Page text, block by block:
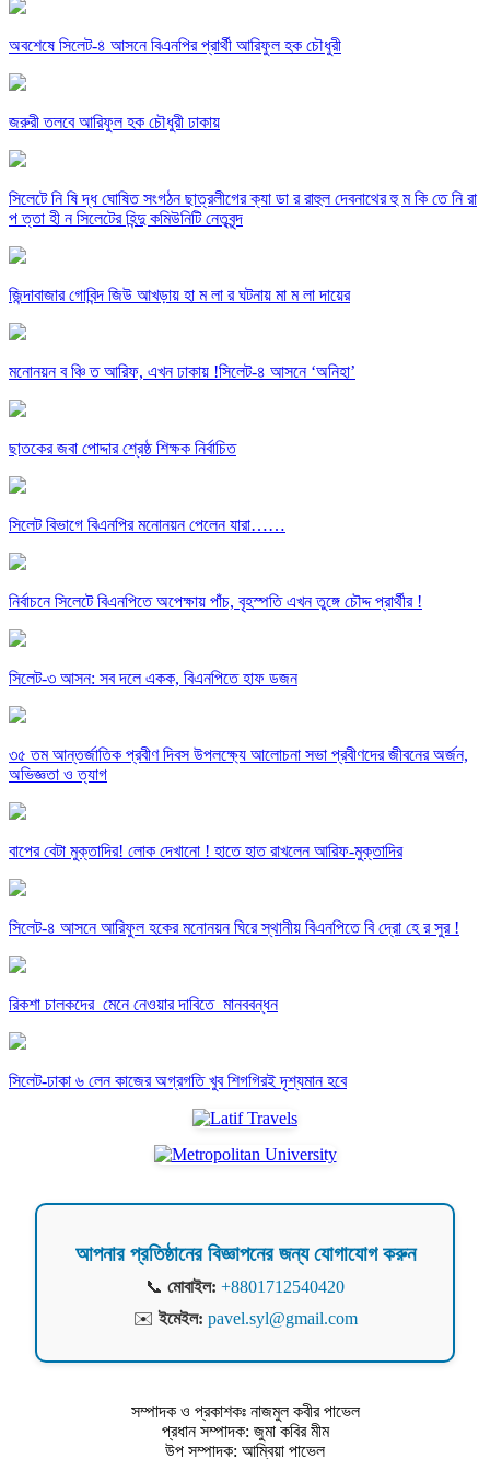
অবশেষে সিলেট-৪ আসনে বিএনপির প্রার্থী আরিফুল হক চৌধুরী
জরুরী তলবে আরিফুল হক চৌধুরী ঢাকায়
সিলেটে নি ষি দ্ধ ঘোষিত সংগঠন ছাত্রলীগের ক্যা ডা র রাহুল দেবনাথের হু ম কি তে নি রা
প ত্তা হী ন সিলেটের হিন্দু কমিউনিটি নেতৃবৃন্দ
জিন্দাবাজার গোবিন্দ জিউ আখড়ায় হা ম লা র ঘটনায় মা ম লা দায়ের
মনোনয়ন ব ঞ্চি ত আরিফ, এখন ঢাকায় !সিলেট-৪ আসনে ‘অনিহা’
ছাতকের জবা পোদ্দার শ্রেষ্ঠ শিক্ষক নির্বাচিত
সিলেট বিভাগে বিএনপির মনোনয়ন পেলেন যারা……
নির্বাচনে সিলেটে বিএনপিতে অপেক্ষায় পাঁচ, বৃহস্পতি এখন তুঙ্গে চৌদ্দ প্রার্থীর !
সিলেট-৩ আসন: সব দলে একক, বিএনপিতে হাফ ডজন
৩৫ তম আন্তর্জাতিক প্রবীণ দিবস উপলক্ষ্যে আলোচনা সভা প্রবীণদের জীবনের অর্জন,
অভিজ্ঞতা ও ত্যাগ
বাপের বেটা মুক্তাদির! লোক দেখানো ! হাতে হাত রাখলেন আরিফ-মুক্তাদির
সিলেট-৪ আসনে আরিফুল হকের মনোনয়ন ঘিরে স্থানীয় বিএনপিতে বি দ্রো হে র সুর !
রিকশা চালকদের মেনে নেওয়ার দাবিতে মানববন্ধন
সিলেট-ঢাকা ৬ লেন কাজের অগ্রগতি খুব শিগগিরই দৃশ্যমান হবে
আপনার প্রতিষ্ঠানের বিজ্ঞাপনের জন্য যোগাযোগ করুন
📞 মোবাইল: +8801712540420
✉️ইমেইল: pavel.syl@gmail.com
সম্পাদক ও প্রকাশকঃ নাজমুল কবীর পাভেল
প্রধান সম্পাদক: জুমা কবির মীম
উপ সম্পাদক: আম্বিয়া পাভেল